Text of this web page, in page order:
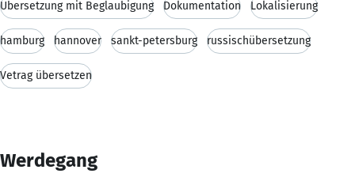
Übersetzung mit Beglaubigung Dokumentation Lokalisierung
hamburg hannover sankt-petersburg russischübersetzung
Vetrag übersetzen
Werdegang